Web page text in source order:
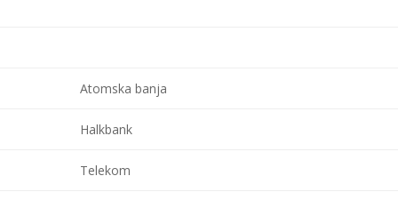
Atomska banja
Halkbank
Telekom